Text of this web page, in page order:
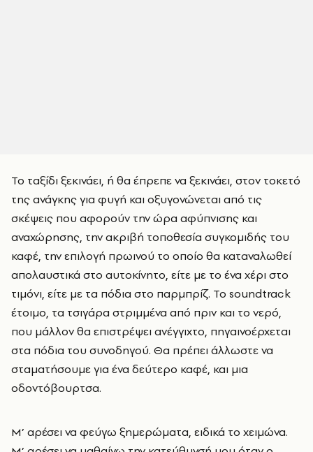
Το ταξίδι ξεκινάει, ή θα έπρεπε να ξεκινάει, στον τοκετό
της ανάγκης για φυγή και οξυγονώνεται από τις
σκέψεις που αφορούν την ώρα αφύπνισης και
αναχώρησης, την ακριβή τοποθεσία συγκομιδής του
καφέ, την επιλογή πρωινού το οποίο θα καταναλωθεί
απολαυστικά στο αυτοκίνητο, είτε με το ένα χέρι στο
τιμόνι, είτε με τα πόδια στο παρμπρίζ. Το soundtrack
έτοιμο, τα τσιγάρα στριμμένα από πριν και το νερό,
που μάλλον θα επιστρέψει ανέγγιχτο, πηγαινοέρχεται
στα πόδια του συνοδηγού. Θα πρέπει άλλωστε να
σταματήσουμε για ένα δεύτερο καφέ, και μια
οδοντόβουρτσα.
Μ’ αρέσει να φεύγω ξημερώματα, ειδικά το χειμώνα.